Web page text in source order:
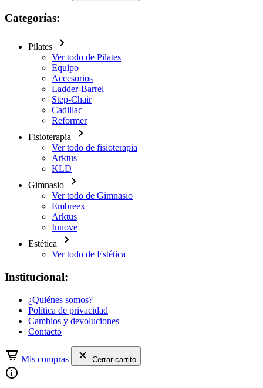
Categorías:
Pilates
Ver todo de Pilates
Equipo
Accesorios
Ladder-Barrel
Step-Chair
Cadillac
Reformer
Fisioterapia
Ver todo de fisioterapia
Arktus
KLD
Gimnasio
Ver todo de Gimnasio
Embreex
Arktus
Innove
Estética
Ver todo de Estética
Institucional:
¿Quiénes somos?
Política de privacidad
Cambios y devoluciones
Contacto
Mis compras Cerrar carrito